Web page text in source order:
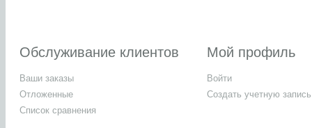
Обслуживание клиентов
Ваши заказы
Отложенные
Список сравнения
Мой профиль
Войти
Создать учетную запись